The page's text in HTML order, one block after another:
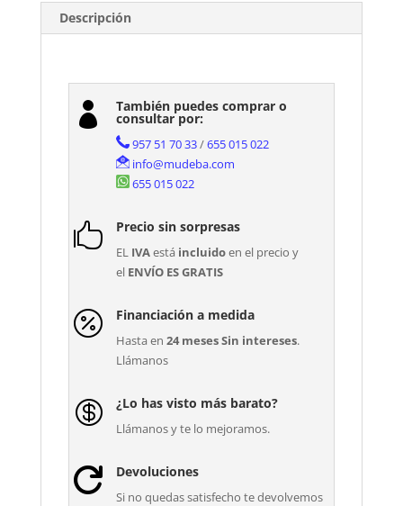
Descripción
 También puedes comprar o
consultar por:
957 51 70 33/655 015 022
info@mudeba.com
655 015 022
 Precio sin sorpresas
EL IVAestá incluidoen el precio y
el ENVÍO ES GRATIS
 Financiación a medida
Hasta en 24 meses Sin intereses.
Llámanos
 ¿Lo has visto más barato?
Llámanos y te lo mejoramos.
 Devoluciones
Si no quedas satisfecho te devolvemos